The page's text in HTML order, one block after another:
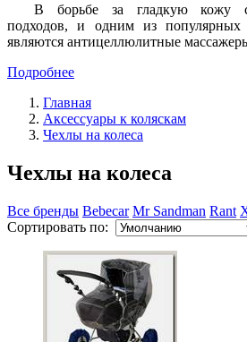
В борьбе за гладкую кожу
подходов, и одним из популярных
являются антицеллюлитные
Подробнее
Главная
Аксессуары к коляскам
Чехлы на колеса
Чехлы на колеса
Все бренды Bebecar Mr Sandman Rant
Сортировать по: